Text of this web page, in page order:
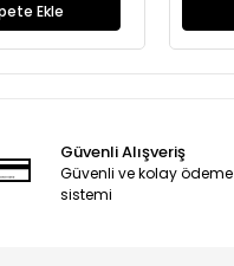
Ekle
Güvenli Alışveriş
Güvenli ve kolay ödeme
sistemi